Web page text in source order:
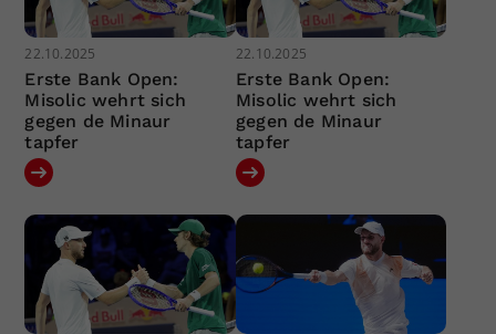
22.10.2025
Erste Bank Open:
Misolic wehrt sich
gegen de Minaur
tapfer
22.10.2025
Erste Bank Open:
Misolic wehrt sich
gegen de Minaur
tapfer